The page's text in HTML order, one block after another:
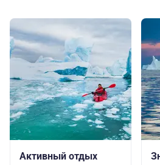
Активный отдых